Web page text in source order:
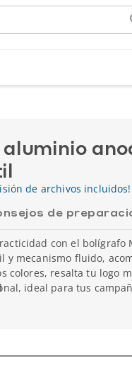
de archivos incluidos!
de
con el bolígrafo
y mecanismo fluido,
colores, resalta tu logo
ideal para tus